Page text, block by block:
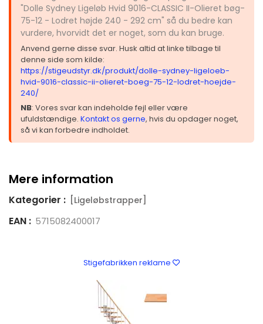
"Dolle Sydney Ligeløb Hvid 9016-CLASSIC II-Olieret bøg-
75-12 - Lodret højde 240 - 292 cm" så du bedre kan
vurdere, hvorvidt det er noget, som du kan bruge.
Anvend gerne disse svar. Husk altid at linke tilbage til
denne side som kilde:
https://stigeudstyr.dk/produkt/dolle-sydney-ligeloeb-
hvid-9016-classic-ii-olieret-boeg-75-12-lodret-hoejde-
240/
NB: Vores svar kan indeholde fejl eller være
ufuldstændige. Kontakt os gerne, hvis du opdager noget,
så vi kan forbedre indholdet.
Mere information
Kategorier : [Ligeløbstrapper]
EAN : 5715082400017
Stigefabrikken reklame